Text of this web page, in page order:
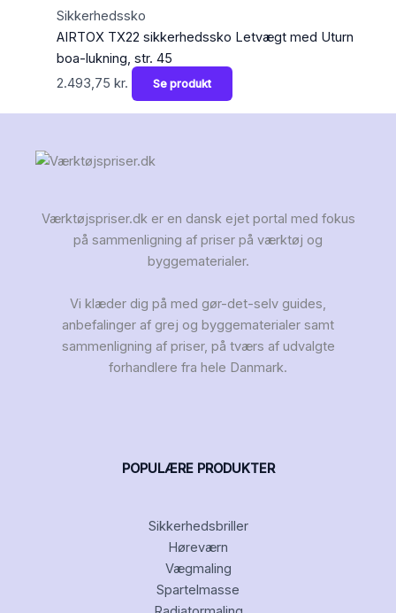
Sikkerhedssko
AIRTOX TX22 sikkerhedssko Letvægt med Uturn
boa-lukning, str. 45
2.493,75 kr. Se produkt
Værktøjspriser.dk er en dansk ejet portal med fokus
på sammenligning af priser på værktøj og
byggematerialer.
Vi klæder dig på med gør-det-selv guides,
anbefalinger af grej og byggematerialer samt
sammenligning af priser, på tværs af udvalgte
forhandlere fra hele Danmark.
POPULÆRE PRODUKTER
Sikkerhedsbriller
Høreværn
Vægmaling
Spartelmasse